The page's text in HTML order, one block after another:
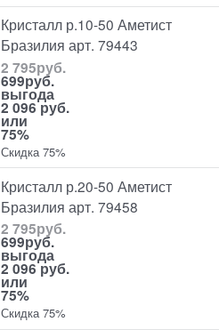
Кристалл р.10-50 Аметист
Бразилия арт. 79443
2 795руб.
699руб.
выгода
2 096 руб.
или
75%
Скидка 75%
Кристалл р.20-50 Аметист
Бразилия арт. 79458
2 795руб.
699руб.
выгода
2 096 руб.
или
75%
Скидка 75%